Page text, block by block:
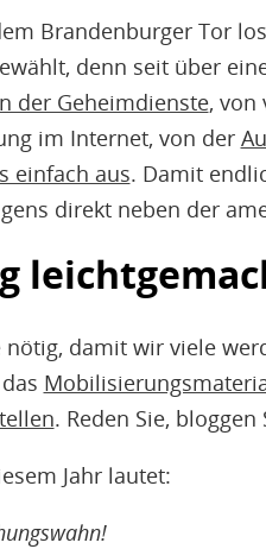
Brandenburger Tor
denn seit über
der Geheimdienste, von
im Internet, von der
einfach aus. Damit
direkt neben der
damit wir viele
. Reden Sie, bloggen
Jahr lautet: